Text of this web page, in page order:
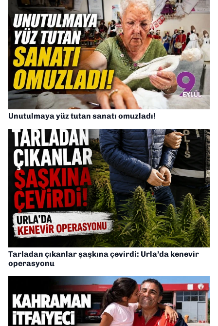
Unutulmaya yüz tutan sanatı omuzladı!
Tarladan çıkanlar şaşkına çevirdi: Urla’da kenevir
operasyonu